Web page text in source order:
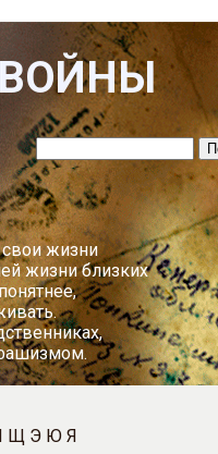
жизни
жизни близких
Щ Э Ю Я